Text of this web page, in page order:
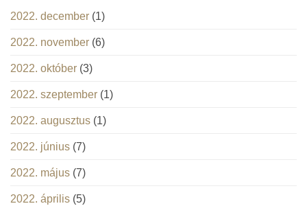
2022. december (1)
2022. november (6)
2022. október (3)
2022. szeptember (1)
2022. augusztus (1)
2022. június (7)
2022. május (7)
2022. április (5)